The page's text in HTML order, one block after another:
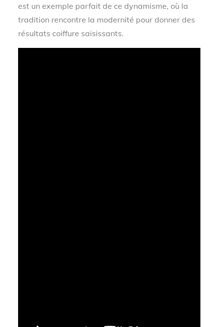
est un exemple parfait de ce dynamisme, où la
tradition rencontre la modernité pour donner des
résultats coiffure saisissants.